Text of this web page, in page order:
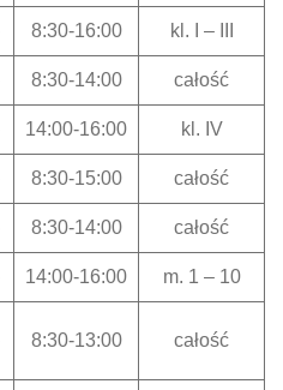
8:30-16:00 kl. I – III
8:30-14:00 całość
14:00-16:00 kl. IV
8:30-15:00 całość
8:30-14:00 całość
14:00-16:00 m. 1 – 10
8:30-13:00 całość